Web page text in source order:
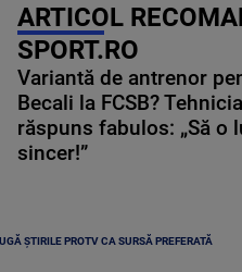
ARTICOL
SPORT.RO
Variantă de antrenor
Becali la FCSB?
răspuns fabulos: „Să o
sincer!”
ȘTIRILE PROTV CA SURSĂ PREFERATĂ